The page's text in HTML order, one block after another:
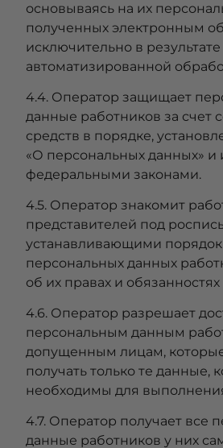
основываясь на их
полученных электронным
исключительно в результате
автоматизированной
4.4. Оператор защищает
данные работников за счет
средств в порядке,
«О персональных данных»
федеральными законами.
4.5. Оператор знакомит
представителей под
устанавливающими
персональных данных
об их правах и обязанностях
4.6. Оператор разрешает
персональным данным
допущенным лицам,
получать только те данные,
необходимы для
4.7. Оператор получает все
данные работников у них